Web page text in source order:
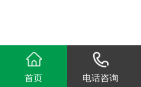
首页 电话咨询